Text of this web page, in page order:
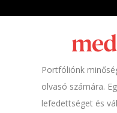
Portfóliónk
olvasó számára.
lefedettséget és